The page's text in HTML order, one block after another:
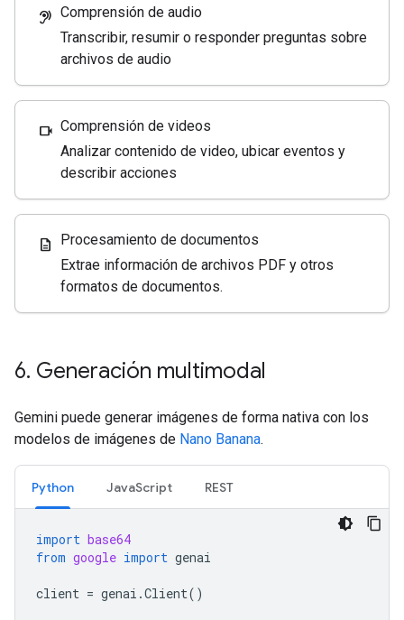
hearing Comprensión de audio
Transcribir, resumir o responder preguntas sobre
archivos de audio
videocam Comprensión de videos
Analizar contenido de video, ubicar eventos y
describir acciones
description
Procesamiento de documentos
Extrae información de archivos PDF y otros
formatos de documentos.
6. Generación multimodal
Gemini puede generar imágenes de forma nativa con los
modelos de imágenes de Nano Banana.
Python JavaScript REST
import base64
from google import genai
client = genai .Client()